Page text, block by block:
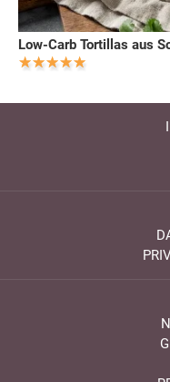
Low-Carb Tortillas aus